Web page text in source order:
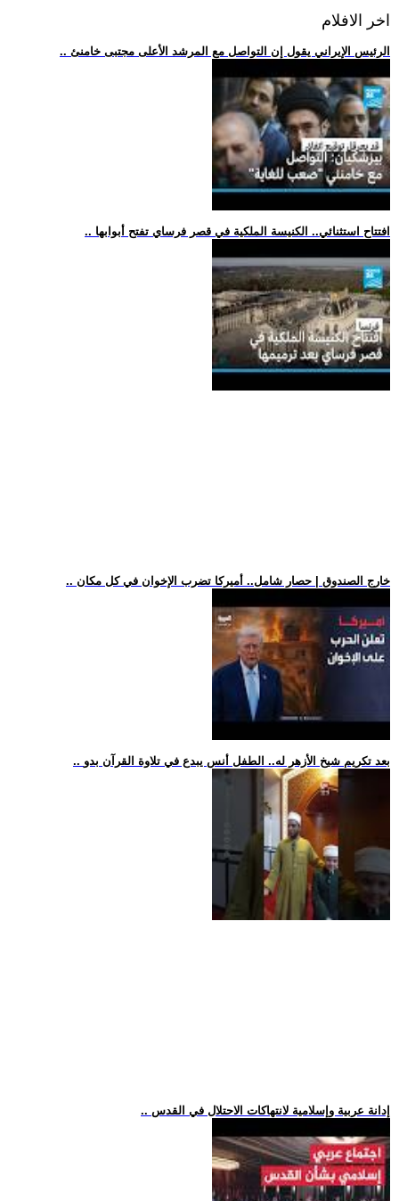
اخر الافلام
.. الرئيس الإيراني يقول إن التواصل مع المرشد الأعلى مجتبى خامنئ
.. افتتاح استثنائي.. الكنيسة الملكية في قصر فرساي تفتح أبوابها
.. خارج الصندوق | حصار شامل.. أميركا تضرب الإخوان في كل مكان
.. بعد تكريم شيخ الأزهر له.. الطفل أنس يبدع في تلاوة القرآن بدو
.. إدانة عربية وإسلامية لانتهاكات الاحتلال في القدس